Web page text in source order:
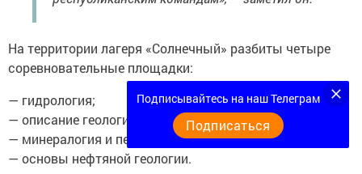
На территории лагеря «Солнечный» разбиты четыре
соревновательные площадки:
— гидрология;
— описание геологического памятника;
— минералогия и петрография;
— основы нефтяной геологии.
Подписывайтесь на наш Телеграм
Подписаться